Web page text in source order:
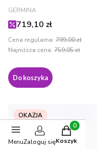
PRODUCENT
GERMINA
Cena promocyjna
719,10 zł
Cena regularna: 799,00 zł
Najniższa cena: 759,05 zł
Do koszyka
OKAZJA
BESTSELLER
MenuZaloguj się
Produkty
Koszyk